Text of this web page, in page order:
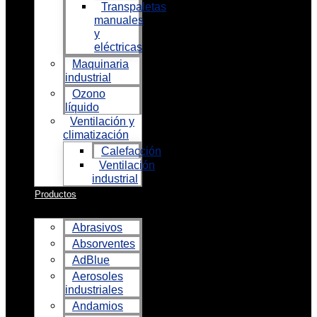
Transpaletas
manuales
y
eléctricas
Maquinaria
industrial
Ozono
líquido
Ventilación y
climatización
Calefacción
Ventilación
industrial
Productos
Abrasivos
Absorventes
AdBlue
Aerosoles
industriales
Andamios